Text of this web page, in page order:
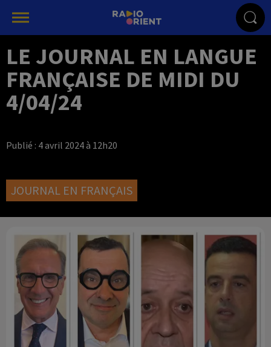
LE JOURNAL EN LANGUE
FRANÇAISE DE MIDI DU
4/04/24
Publié : 4 avril 2024 à 12h20
JOURNAL EN FRANÇAIS